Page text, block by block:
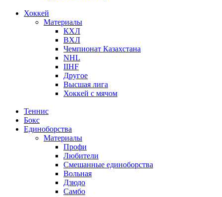
Хоккей
Материалы
КХЛ
ВХЛ
Чемпионат Казахстана
NHL
IIHF
Другое
Высшая лига
Хоккей с мячом
Теннис
Бокс
Единоборства
Материалы
Профи
Любители
Смешанные единоборства
Вольная
Дзюдо
Самбо